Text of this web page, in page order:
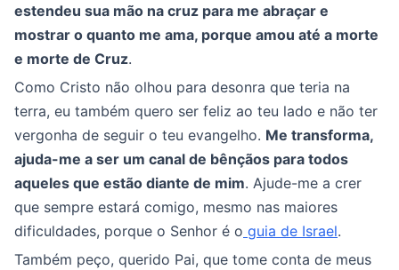
estendeu sua mão na cruz para me abraçar e
mostrar o quanto me ama, porque amou até a morte
e morte de Cruz.
Como Cristo não olhou para desonra que teria na
terra, eu também quero ser feliz ao teu lado e não ter
vergonha de seguir o teu evangelho. Me transforma,
ajuda-me a ser um canal de bênçãos para todos
aqueles que estão diante de mim. Ajude-me a crer
que sempre estará comigo, mesmo nas maiores
dificuldades, porque o Senhor é o guia de Israel.
Também peço, querido Pai, que tome conta de meus